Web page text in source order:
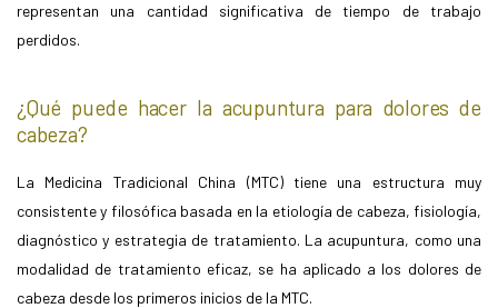
representan una cantidad significativa de tiempo de trabajo
perdidos.
¿Qué puede hacer la acupuntura para dolores de
cabeza?
La Medicina Tradicional China (MTC) tiene una estructura muy
consistente y filosófica basada en la etiología de cabeza, fisiología,
diagnóstico y estrategia de tratamiento. La acupuntura, como una
modalidad de tratamiento eficaz, se ha aplicado a los dolores de
cabeza desde los primeros inicios de la MTC.